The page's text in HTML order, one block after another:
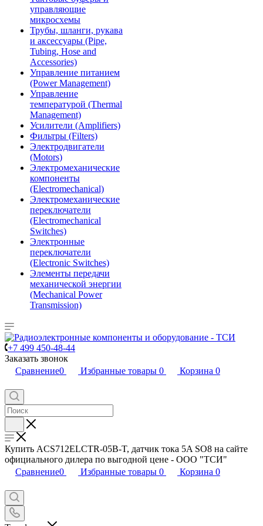
управляющие
микросхемы
Трубы, шланги, рукава
и аксессуары (Pipe,
Tubing, Hose and
Accessories)
Управление питанием
(Power Management)
Управление
температурой (Thermal
Management)
Усилители (Amplifiers)
Фильтры (Filters)
Электродвигатели
(Motors)
Электромеханические
компоненты
(Electromechanical)
Электромеханические
переключатели
(Electromechanical
Switches)
Электронные
переключатели
(Electronic Switches)
Элементы передачи
механической энергии
(Mechanical Power
Transmission)
+7 499 450-48-44
Заказать звонок
Сравнение0 Избранные товары 0 Корзина 0
Купить ACS712ELCTR-05B-T, датчик тока 5A SO8 на сайте
официального дилера по выгодной цене - ООО "ТСИ"
Сравнение0 Избранные товары 0 Корзина 0